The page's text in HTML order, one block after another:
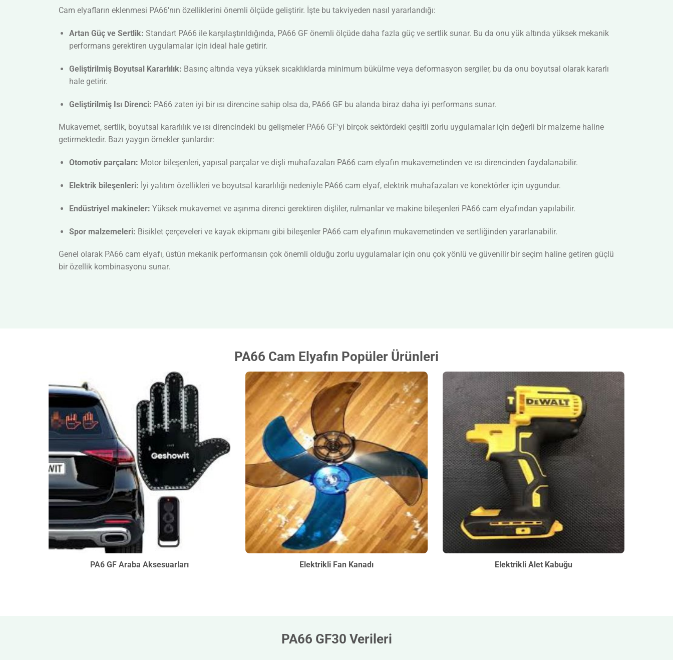
Cam elyafların eklenmesi PA66'nın özelliklerini önemli ölçüde geliştirir. İşte bu takviyeden nasıl yararlandığı:
Artan Güç ve Sertlik: Standart PA66 ile karşılaştırıldığında, PA66 GF önemli ölçüde daha fazla güç ve sertlik sunar. Bu da onu yük altında yüksek mekanik
performans gerektiren uygulamalar için ideal hale getirir.
Geliştirilmiş Boyutsal Kararlılık: Basınç altında veya yüksek sıcaklıklarda minimum bükülme veya deformasyon sergiler, bu da onu boyutsal olarak kararlı
hale getirir.
Geliştirilmiş Isı Direnci: PA66 zaten iyi bir ısı direncine sahip olsa da, PA66 GF bu alanda biraz daha iyi performans sunar.
Mukavemet, sertlik, boyutsal kararlılık ve ısı direncindeki bu gelişmeler PA66 GF'yi birçok sektördeki çeşitli zorlu uygulamalar için değerli bir malzeme haline
getirmektedir. Bazı yaygın örnekler şunlardır:
Otomotiv parçaları: Motor bileşenleri, yapısal parçalar ve dişli muhafazaları PA66 cam elyafın mukavemetinden ve ısı direncinden faydalanabilir.
Elektrik bileşenleri: İyi yalıtım özellikleri ve boyutsal kararlılığı nedeniyle PA66 cam elyaf, elektrik muhafazaları ve konektörler için uygundur.
Endüstriyel makineler: Yüksek mukavemet ve aşınma direnci gerektiren dişliler, rulmanlar ve makine bileşenleri PA66 cam elyafından yapılabilir.
Spor malzemeleri: Bisiklet çerçeveleri ve kayak ekipmanı gibi bileşenler PA66 cam elyafının mukavemetinden ve sertliğinden yararlanabilir.
Genel olarak PA66 cam elyafı, üstün mekanik performansın çok önemli olduğu zorlu uygulamalar için onu çok yönlü ve güvenilir bir seçim haline getiren güçlü
bir özellik kombinasyonu sunar.
PA66 Cam Elyafın Popüler Ürünleri
PA6 GF Araba Aksesuarları Elektrikli Fan Kanadı Elektrikli Alet Kabuğu
PA66 GF30 Verileri